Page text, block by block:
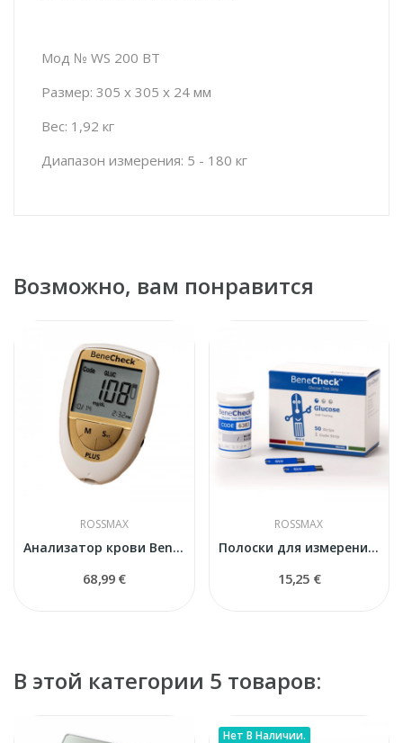
Мод № WS 200 BT
Размер: 305 х 305 х 24 мм
Вес: 1,92 кг
Диапазон измерения: 5 - 180 кг
Возможно, вам понравится
ROSSMAX
Анализатор крови BeneCheck Plus (3in1)
68,99 €
ROSSMAX
Полоски для измерения сахара в крови Benecheck...
15,25 €
В этой категории 5 товаров:
Нет В Наличии.